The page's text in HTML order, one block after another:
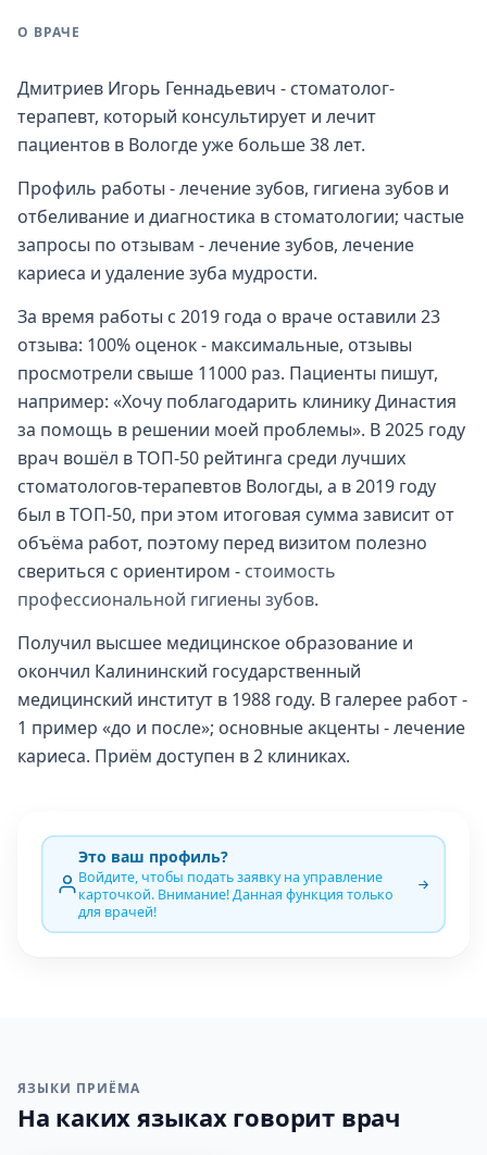
О ВРАЧЕ
Дмитриев Игорь Геннадьевич - стоматолог-
терапевт, который консультирует и лечит
пациентов в Вологде уже больше 38 лет.
Профиль работы - лечение зубов, гигиена зубов и
отбеливание и диагностика в стоматологии; частые
запросы по отзывам - лечение зубов, лечение
кариеса и удаление зуба мудрости.
За время работы с 2019 года о враче оставили 23
отзыва: 100% оценок - максимальные, отзывы
просмотрели свыше 11000 раз. Пациенты пишут,
например: «Хочу поблагодарить клинику Династия
за помощь в решении моей проблемы». В 2025 году
врач вошёл в ТОП-50 рейтинга среди лучших
стоматологов-терапевтов Вологды, а в 2019 году
был в ТОП-50, при этом итоговая сумма зависит от
объёма работ, поэтому перед визитом полезно
свериться с ориентиром - стоимость
профессиональной гигиены зубов.
Получил высшее медицинское образование и
окончил Калининский государственный
медицинский институт в 1988 году. В галерее работ -
1 пример «до и после»; основные акценты - лечение
кариеса. Приём доступен в 2 клиниках.
Это ваш профиль?
Войдите, чтобы подать заявку на управление
карточкой. Внимание! Данная функция только
для врачей!
ЯЗЫКИ ПРИЁМА
На каких языках говорит врач